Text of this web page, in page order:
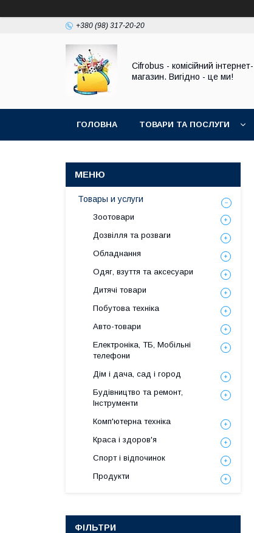
+380 (98) 317-20-20
Cifrobus - комiсiйний iнтернет-
магазин. Вигiдно - це ми!
ГОЛОВНА ТОВАРИ ТА ПОСЛУГИ
Товары и услуги
Зоотовари
Дозвілля та розваги
Обладнання
Одяг, взуття та аксесуари
Дитячі товари
Побутова техніка
Авто-товари
Електроніка, ТБ, Мобільні
телефони
Дім і дача, сад і город
Будівництво та ремонт,
Інструменти
Комп'ютерна техніка
Краса і здоров'я
Спорт і відпочинок
Продукти
ФІЛЬТРИ